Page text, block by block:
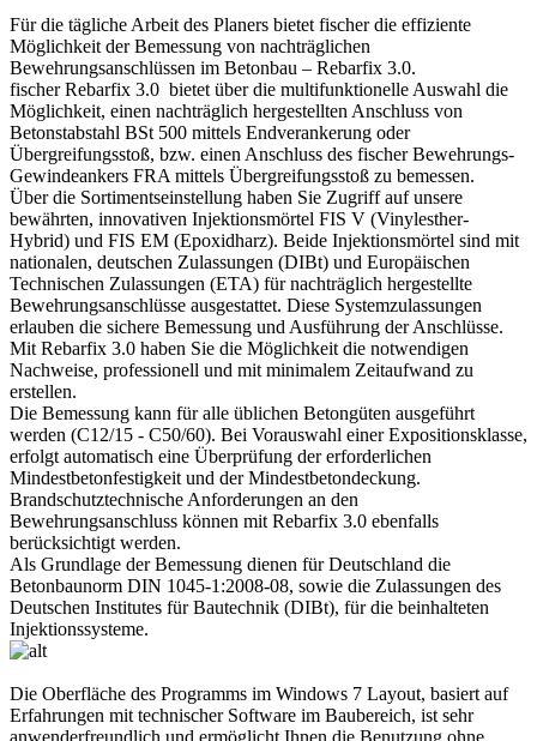
Für die tägliche Arbeit des Planers bietet fischer die effiziente
Möglichkeit der Bemessung von nachträglichen
Bewehrungsanschlüssen im Betonbau – Rebarfix 3.0.
fischer Rebarfix 3.0 bietet über die multifunktionelle Auswahl die
Möglichkeit, einen nachträglich hergestellten Anschluss von
Betonstabstahl BSt 500 mittels Endverankerung oder
Übergreifungsstoß, bzw. einen Anschluss des fischer Bewehrungs-
Gewindeankers FRA mittels Übergreifungsstoß zu bemessen.
Über die Sortimentseinstellung haben Sie Zugriff auf unsere
bewährten, innovativen Injektionsmörtel FIS V (Vinylesther-
Hybrid) und FIS EM (Epoxidharz). Beide Injektionsmörtel sind mit
nationalen, deutschen Zulassungen (DIBt) und Europäischen
Technischen Zulassungen (ETA) für nachträglich hergestellte
Bewehrungsanschlüsse ausgestattet. Diese Systemzulassungen
erlauben die sichere Bemessung und Ausführung der Anschlüsse.
Mit Rebarfix 3.0 haben Sie die Möglichkeit die notwendigen
Nachweise, professionell und mit minimalem Zeitaufwand zu
erstellen.
Die Bemessung kann für alle üblichen Betongüten ausgeführt
werden (C12/15 - C50/60). Bei Vorauswahl einer Expositionsklasse,
erfolgt automatisch eine Überprüfung der erforderlichen
Mindestbetonfestigkeit und der Mindestbetondeckung.
Brandschutztechnische Anforderungen an den
Bewehrungsanschluss können mit Rebarfix 3.0 ebenfalls
berücksichtigt werden.
Als Grundlage der Bemessung dienen für Deutschland die
Betonbaunorm DIN 1045-1:2008-08, sowie die Zulassungen des
Deutschen Institutes für Bautechnik (DIBt), für die beinhalteten
Injektionssysteme.
Die Oberfläche des Programms im Windows 7 Layout, basiert auf
Erfahrungen mit technischer Software im Baubereich, ist sehr
anwenderfreundlich und ermöglicht Ihnen die Benutzung ohne